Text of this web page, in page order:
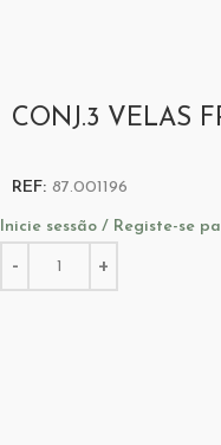
CONJ.3 VELAS
REF: 87.001196
Inicie sessão / Registe-se